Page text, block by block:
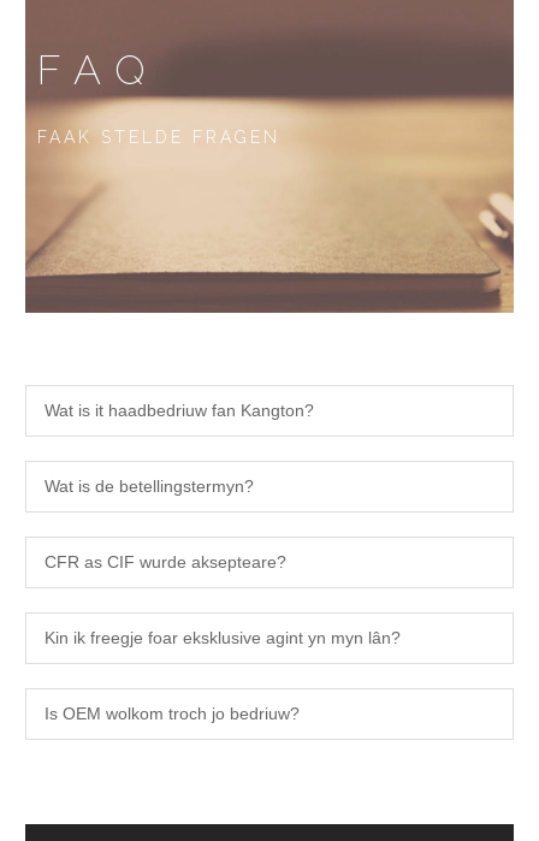
FAQ
FAAK STELDE FRAGEN
Wat is it haadbedriuw fan Kangton?
Wat is de betellingstermyn?
CFR as CIF wurde aksepteare?
Kin ik freegje foar eksklusive agint yn myn lân?
Is OEM wolkom troch jo bedriuw?